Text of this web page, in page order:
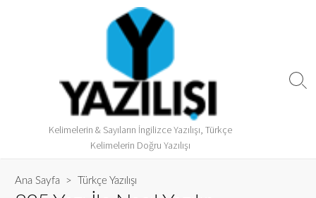
Kelimelerin & Sayıların İngilizce Yazılışı, Türkçe
Kelimelerin Doğru Yazılışı
Ana Sayfa > Türkçe Yazılışı